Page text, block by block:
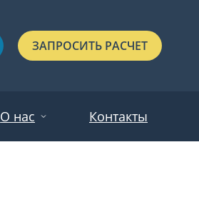
ЗАПРОСИТЬ РАСЧЕТ
О нас Контакты